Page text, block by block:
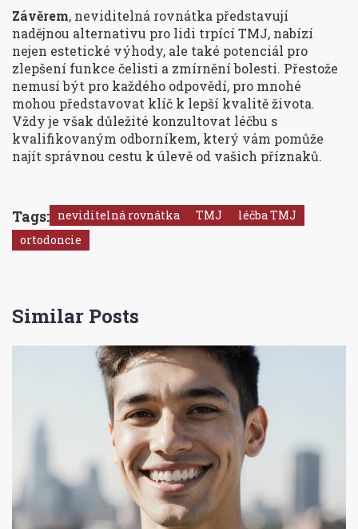
Závěrem, neviditelná rovnátka představují
nadějnou alternativu pro lidi trpící TMJ, nabízí
nejen estetické výhody, ale také potenciál pro
zlepšení funkce čelisti a zmírnění bolesti. Přestože
nemusí být pro každého odpovědí, pro mnohé
mohou představovat klíč k lepší kvalitě života.
Vždy je však důležité konzultovat léčbu s
kvalifikovaným odborníkem, který vám pomůže
najít správnou cestu k úlevě od vašich příznaků.
Tags: neviditelná rovnátka TMJ
léčba TMJ
ortodoncie
Similar Posts